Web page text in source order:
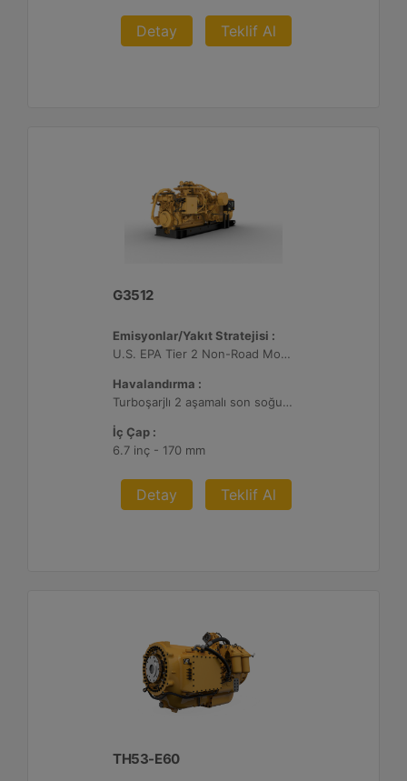
Detay Teklif Al
G3512
Emisyonlar/Yakıt Stratejisi :
U.S. EPA Tier 2 Non-Road Mobile
Havalandırma :
Turboşarjlı 2 aşamalı son soğutmalı
İç Çap :
6.7 inç - 170 mm
Detay Teklif Al
TH53-E60